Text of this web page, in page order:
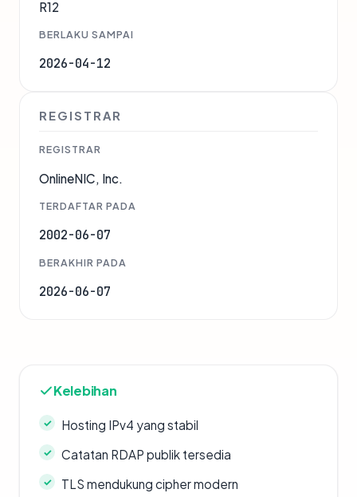
R12
BERLAKU SAMPAI
2026-04-12
REGISTRAR
REGISTRAR
OnlineNIC, Inc.
TERDAFTAR PADA
2002-06-07
BERAKHIR PADA
2026-06-07
Kelebihan
Hosting IPv4 yang stabil
Catatan RDAP publik tersedia
TLS mendukung cipher modern